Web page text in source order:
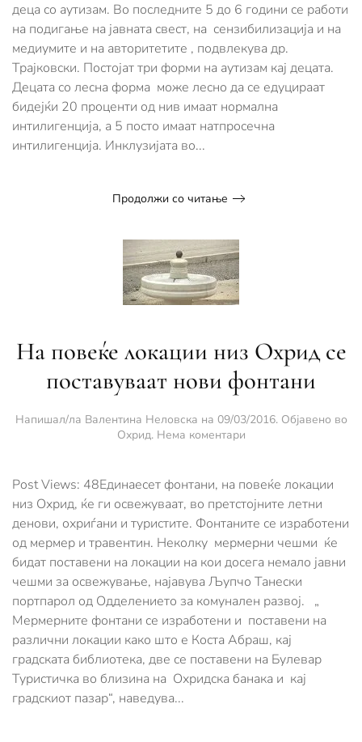
деца со аутизам. Во последните 5 до 6 години се работи
на подигање на јавната свест, на сензибилизација и на
медиумите и на авторитетите , подвлекува др.
Трајковски. Постојат три форми на аутизам кај децата.
Децата со лесна форма може лесно да се едуцираат
бидејќи 20 проценти од нив имаат нормална
интилигенција, а 5 посто имаат натпросечна
интилигенција. Инклузијата во...
Продолжи со читање
На повеќе локации низ Охрид се
поставуваат нови фонтани
Напишал/ла Валентина Неловска на 09/03/2016. Објавено во
Охрид. Нема коментариза
локации
низ
Охрид
се
поставуваат
нови
фонтани
Post Views: 48Единаесет фонтани, на повеќе локации
низ Охрид, ќе ги освежуваат, во претстојните летни
денови, охриѓани и туристите. Фонтаните се изработени
од мермер и травентин. Неколку мермерни чешми ќе
бидат поставени на локации на кои досега немало јавни
чешми за освежување, најавува Љупчо Танески
портпарол од Одделението за комунален развој. „
Мермерните фонтани се изработени и поставени на
различни локации како што е Коста Абраш, кај
градската библиотека, две се поставени на Булевар
Туристичка во близина на Охридска банака и кај
градскиот пазар“, наведува...